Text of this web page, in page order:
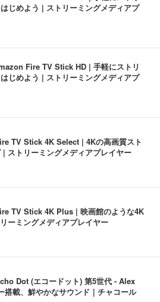
じめよう | ストリーミングメディアプ
Fire TV Stick HD | 手軽にストリ
じめよう | ストリーミングメディアプ
TV Stick 4K Select | 4Kの高画質スト
| ストリーミングメディアプレイヤー
TV Stick 4K Plus | 映画館のような4K
ーミングメディアプレイヤー
Dot (エコードット) 第5世代 - Alex
搭載、鮮やかなサウンド｜チャコール